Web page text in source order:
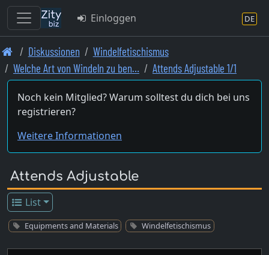
Skip
to
main
content
Einloggen DE
Diskussionen
Windelfetischismus
Welche Art von Windeln zu ben…
Attends Adjustable 1/1
Noch kein Mitglied? Warum solltest du dich bei uns
registrieren?
Weitere Informationen
Attends Adjustable
List
Equipments and Materials Windelfetischismus